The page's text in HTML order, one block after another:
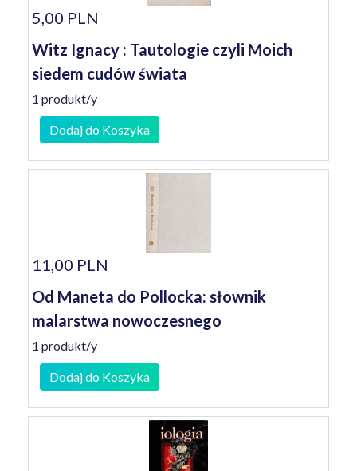
5,00 PLN
Witz Ignacy : Tautologie czyli Moich
siedem cudów świata
1 produkt/y
Dodaj do Koszyka
11,00 PLN
Od Maneta do Pollocka: słownik
malarstwa nowoczesnego
1 produkt/y
Dodaj do Koszyka